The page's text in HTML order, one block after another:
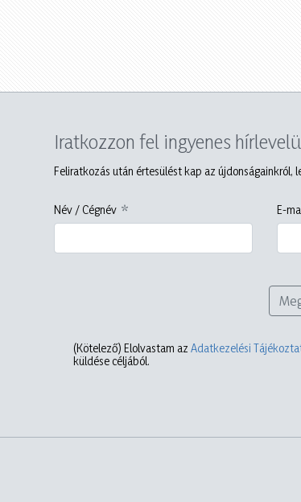
Iratkozzon fel ingyenes
Feliratkozás után értesülést kap az
Név / Cégnév E-
(Kötelező) Elolvastam az Adatkezelési
küldése céljából.